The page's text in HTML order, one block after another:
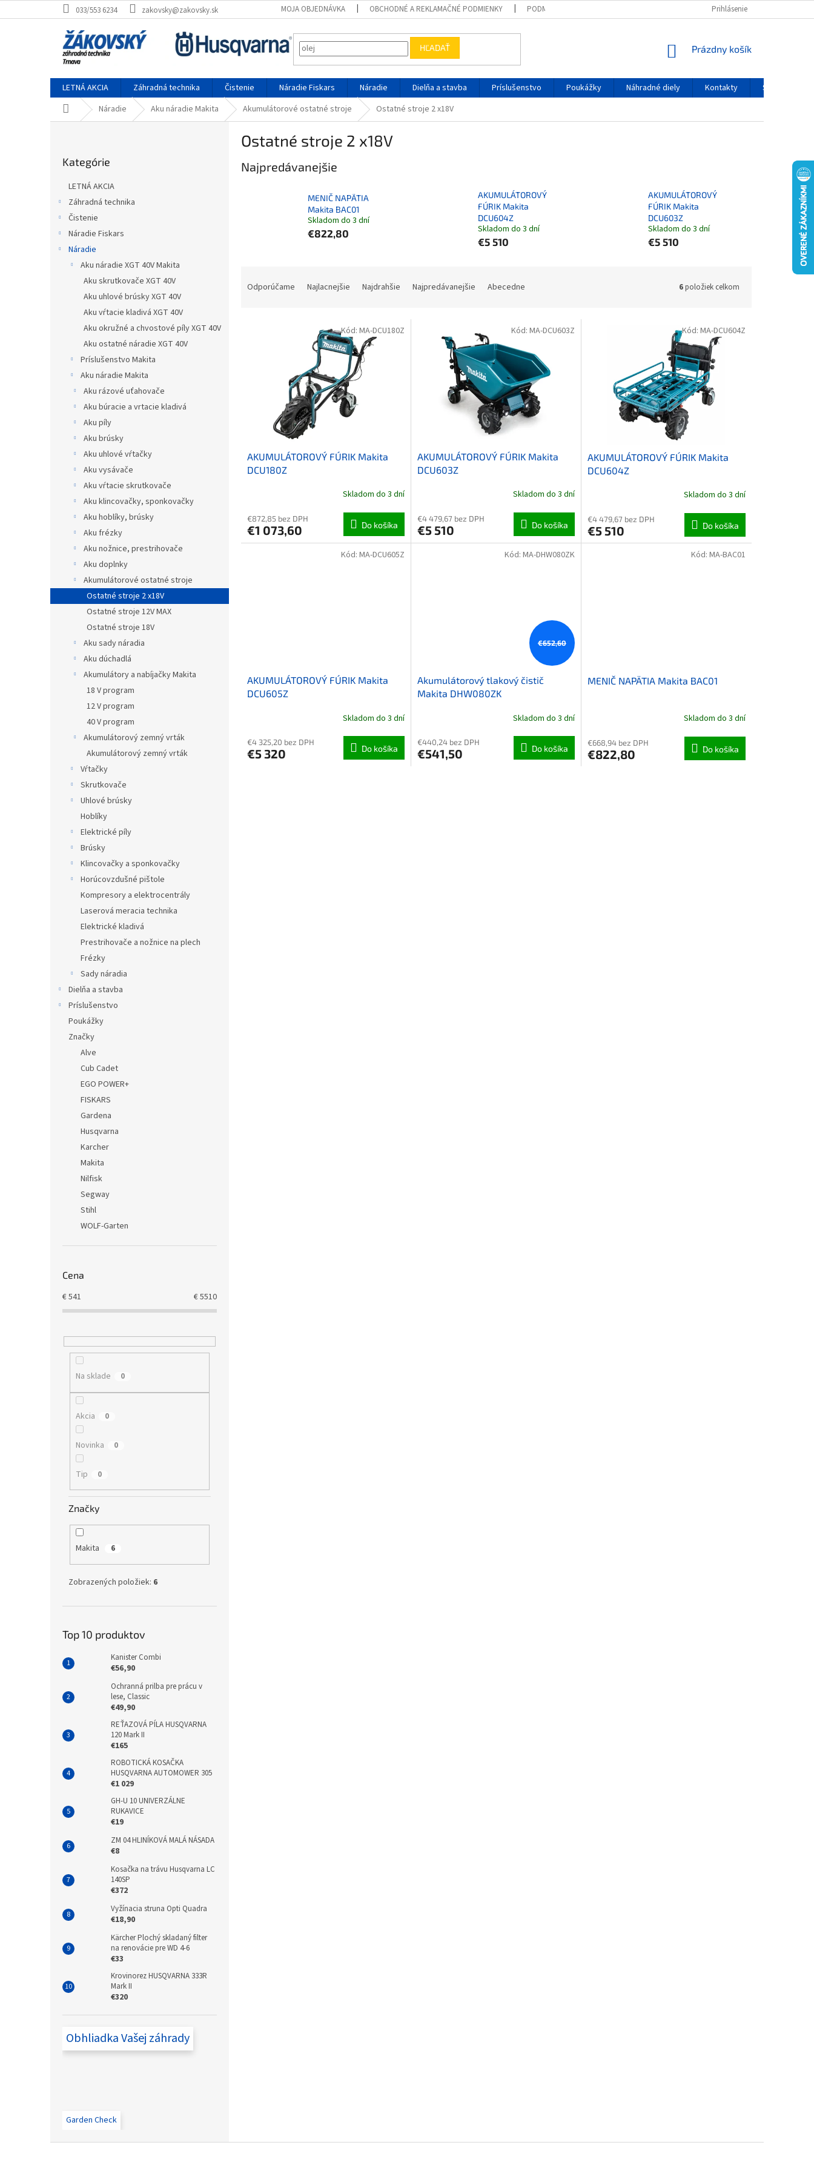
033/553 6234 zakovsky@zakovsky.sk MOJA OBJEDNÁVKA OBCHODNÉ A REKLAMAČNÉ PODMIENKY PODMIENKY OCHRANY OSOBNÝCH ÚDAJOV Prihlásenie
HĽADAŤ NÁKUPNÝ KOŠÍK
Prázdny košík
LETNÁ AKCIA Záhradná technika Čistenie Náradie Fiskars Náradie Dielňa a stavba Príslušenstvo Poukážky Náhradné diely Kontakty Servis
DomovNáradie Aku náradie Makita Akumulátorové ostatné stroje Ostatné stroje 2 x18V
Kategórie
LETNÁ AKCIA
Záhradná technika
Čistenie
Náradie Fiskars
Náradie
Aku náradie XGT 40V Makita
Aku skrutkovače XGT 40V
Aku uhlové brúsky XGT 40V
Aku vŕtacie kladivá XGT 40V
Aku okružné a chvostové píly XGT 40V
Aku ostatné náradie XGT 40V
Príslušenstvo Makita
Aku náradie Makita
Aku rázové uťahovače
Aku búracie a vrtacie kladivá
Aku píly
Aku brúsky
Aku uhlové vŕtačky
Aku vysávače
Aku vŕtacie skrutkovače
Aku klincovačky, sponkovačky
Aku hoblíky, brúsky
Aku frézky
Aku nožnice, prestrihovače
Aku doplnky
Akumulátorové ostatné stroje
Ostatné stroje 2 x18V
Ostatné stroje 12V MAX
Ostatné stroje 18V
Aku sady náradia
Aku dúchadlá
Akumulátory a nabíjačky Makita
18 V program
12 V program
40 V program
Akumulátorový zemný vrták
Akumulátorový zemný vrták
Vŕtačky
Skrutkovače
Uhlové brúsky
Hoblíky
Elektrické píly
Brúsky
Klincovačky a sponkovačky
Horúcovzdušné pištole
Kompresory a elektrocentrály
Laserová meracia technika
Elektrické kladivá
Prestrihovače a nožnice na plech
Frézky
Sady náradia
Dielňa a stavba
Príslušenstvo
Poukážky
Značky
Alve
Cub Cadet
EGO POWER+
FISKARS
Gardena
Husqvarna
Karcher
Makita
Nilfisk
Segway
Stihl
WOLF-Garten
Cena
€541 €5510
Na sklade 0
Akcia 0
Novinka 0
Tip 0
Značky
Makita 6
Zobrazených položiek: 6
Top 10 produktov
Kanister Combi
€56,90
Ochranná prilba pre prácu v
lese, Classic
€49,90
REŤAZOVÁ PÍLA HUSQVARNA
120 Mark II
€165
ROBOTICKÁ KOSAČKA
HUSQVARNA AUTOMOWER 305
€1 029
GH-U 10 UNIVERZÁLNE
RUKAVICE
€19
ZM 04 HLINÍKOVÁ MALÁ NÁSADA
€8
Kosačka na trávu Husqvarna LC
140SP
€372
Vyžínacia struna Opti Quadra
€18,90
Kärcher Plochý skladaný filter
na renovácie pre WD 4-6
€33
Krovinorez HUSQVARNA 333R
Mark II
€320
Obhliadka Vašej záhrady
Garden Check
Ostatné stroje 2 x18V
Najpredávanejšie
MENIČ NAPÄTIA
Makita BAC01
Skladom do 3 dní
€822,80
AKUMULÁTOROVÝ
FÚRIK Makita
DCU604Z
Skladom do 3 dní
€5 510
AKUMULÁTOROVÝ
FÚRIK Makita
DCU603Z
Skladom do 3 dní
€5 510
Odporúčame Najlacnejšie Najdrahšie Najpredávanejšie Abecedne 6položiek celkom
AKUMULÁTOROVÝ FÚRIK Makita
DCU180Z
Skladom do 3 dní
€872,85 bez DPH
€1 073,60 Do košíka
Kód: MA-DCU180Z
AKUMULÁTOROVÝ FÚRIK Makita
DCU603Z
Skladom do 3 dní
€4 479,67 bez DPH
€5 510 Do košíka
Kód: MA-DCU603Z
AKUMULÁTOROVÝ FÚRIK Makita
DCU604Z
Skladom do 3 dní
€4 479,67 bez DPH
€5 510 Do košíka
Kód: MA-DCU604Z
AKUMULÁTOROVÝ FÚRIK Makita
DCU605Z
Skladom do 3 dní
€4 325,20 bez DPH
€5 320 Do košíka
Kód: MA-DCU605Z
€652,60
Akumulátorový tlakový čistič
Makita DHW080ZK
Skladom do 3 dní
€440,24 bez DPH
€541,50 Do košíka
Kód: MA-DHW080ZK
MENIČ NAPÄTIA Makita BAC01
Skladom do 3 dní
€668,94 bez DPH
€822,80 Do košíka
Kód: MA-BAC01